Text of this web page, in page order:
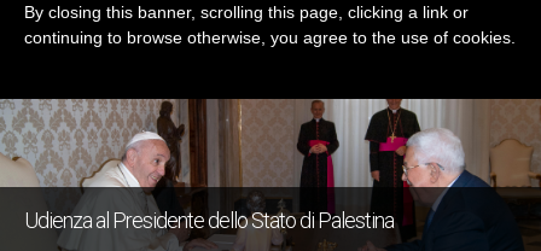
ULTIME NOTIZIE
Udienza al Presidente dello Stato di Palestina
By closing this banner, scrolling this page, clicking a link or
continuing to browse otherwise, you agree to the use of cookies.